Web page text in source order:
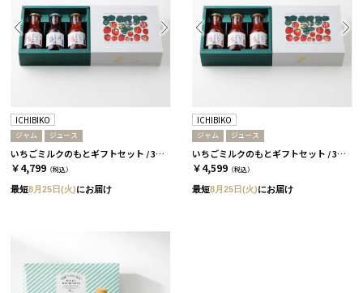
ICHIBIKO
ジャム ジュース
いちごミルクのもとギフトセット / 3本 いちご・ぶるーべりー［ICHIBIKO］
￥4,799 （税込）
最短8月25日(火)にお届け
ICHIBIKO
ジャム ジュース
いちごミルクのもとギフトセット / 3本 いちご［ICHIBIKO］
￥4,599 （税込）
最短8月25日(火)にお届け